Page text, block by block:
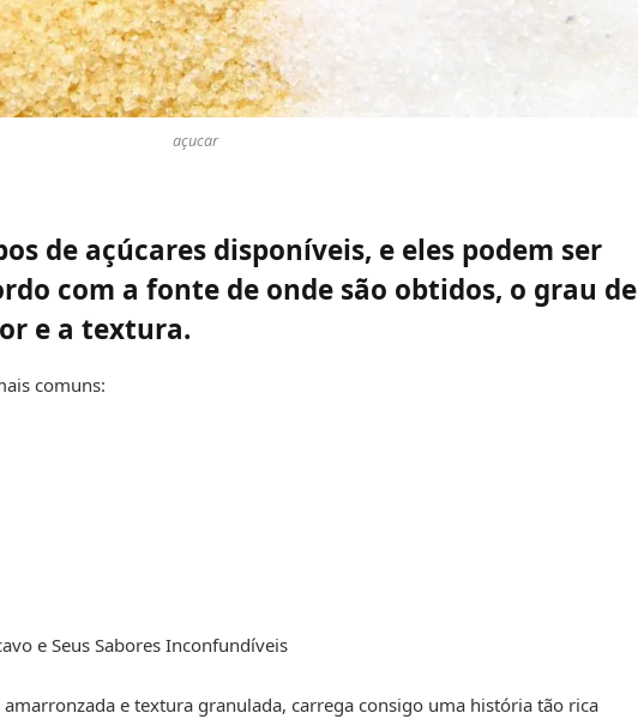
açucar
de açúcares disponíveis, e eles podem ser
com a fonte de onde são obtidos, o grau de
e a textura.
comuns:
e Seus Sabores Inconfundíveis
amarronzada e textura granulada, carrega consigo uma história tão rica